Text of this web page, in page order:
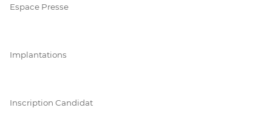
Espace Presse
Implantations
Inscription Candidat